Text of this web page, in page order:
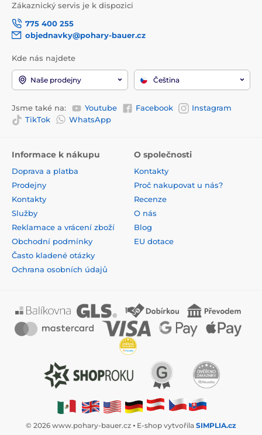
Zákaznický servis je k dispozici
775 400 255
objednavky@pohary-bauer.cz
Kde nás najdete
Naše prodejny Čeština
Jsme také na: Youtube Facebook
Instagram
TikTok
WhatsApp
Informace k nákupu
Doprava a platba
Prodejny
Kontakty
Služby
Reklamace a vrácení zboží
Obchodní podmínky
Často kladené otázky
Ochrana osobních údajů
O společnosti
Kontakty
Proč nakupovat u nás?
Recenze
O nás
Blog
EU dotace
© 2026 www.pohary-bauer.cz ⦁ E-shop vytvořila SIMPLIA.cz